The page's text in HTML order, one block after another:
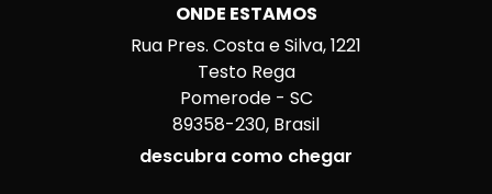
ONDE ESTAMOS
Rua Pres. Costa e Silva, 1221
Testo Rega
Pomerode - SC
89358-230, Brasil
descubra como chegar